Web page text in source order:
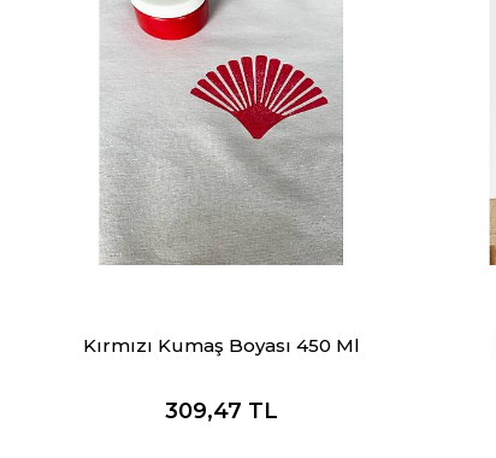
Kırmızı Kumaş Boyası 450 Ml
309,47 TL